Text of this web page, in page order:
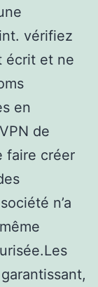
vérifiez
écrit et ne
en
de
faire créer
n’a